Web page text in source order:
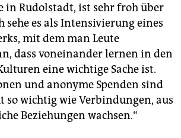
in Rudolstadt, ist sehr froh über
sehe es als Intensivierung eines
mit dem man Leute
dass voneinander lernen in den
eine wichtige Sache ist.
und anonyme Spenden sind
so wichtig wie Verbindungen, aus
Beziehungen wachsen.“